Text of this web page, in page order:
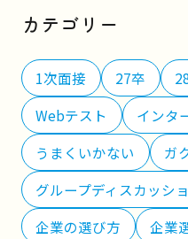
カテゴリー
1次面接 27卒
Webテスト
インタ
うまくいかない
ガ
グループディスカッシ
企業の選び方
企業